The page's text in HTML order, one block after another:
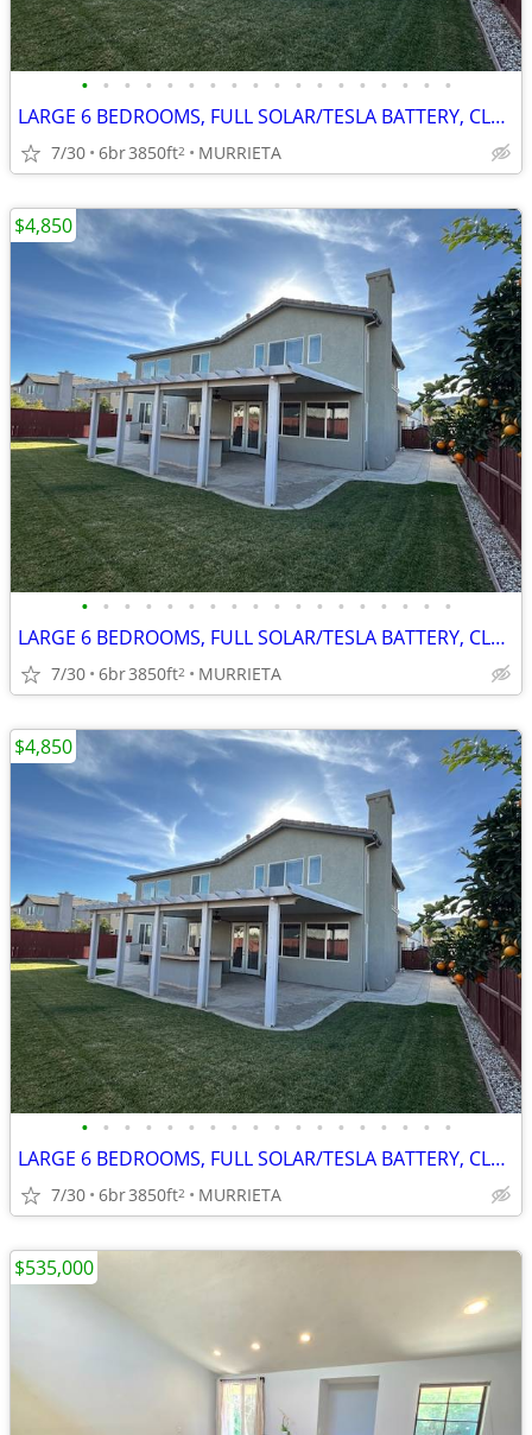
• • • • • • • • • • • • • • • • • •
LARGE 6 BEDROOMS, FULL SOLAR/TESLA BATTERY, CLEAN REFURBISHED CLEAN
7/30 6br3850ft2 MURRIETA
• • • • • • • • • • • • • • • • • •
LARGE 6 BEDROOMS, FULL SOLAR/TESLA BATTERY, CLEAN REFURBISHED CLEAN
7/30 6br3850ft2 MURRIETA
$4,850
• • • • • • • • • • • • • • • • • •
LARGE 6 BEDROOMS, FULL SOLAR/TESLA BATTERY, CLEAN REFURBISHED CLEAN
7/30 6br3850ft2 MURRIETA
$4,850
$535,000